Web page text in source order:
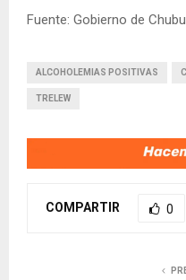
Fuente: Gobierno de
ALCOHOLEMIAS POSITIVAS
TRELEW
COMPARTIR 0